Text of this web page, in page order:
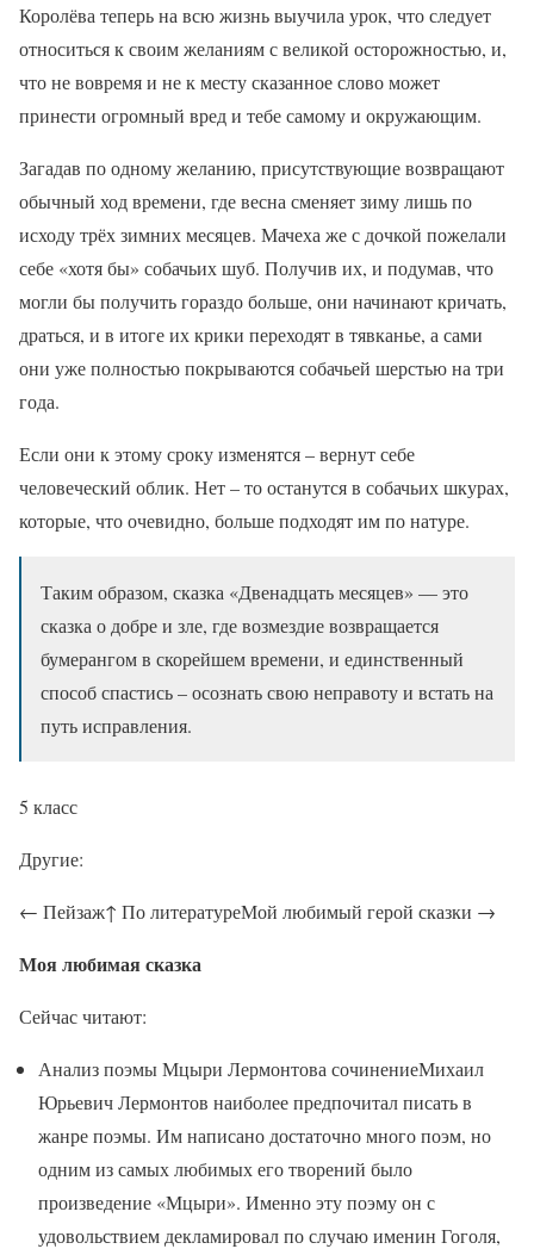
Королёва теперь на всю жизнь выучила урок, что следует
относиться к своим желаниям с великой осторожностью, и,
что не вовремя и не к месту сказанное слово может
принести огромный вред и тебе самому и окружающим.
Загадав по одному желанию, присутствующие возвращают
обычный ход времени, где весна сменяет зиму лишь по
исходу трёх зимних месяцев. Мачеха же с дочкой пожелали
себе «хотя бы» собачьих шуб. Получив их, и подумав, что
могли бы получить гораздо больше, они начинают кричать,
драться, и в итоге их крики переходят в тявканье, а сами
они уже полностью покрываются собачьей шерстью на три
года.
Если они к этому сроку изменятся – вернут себе
человеческий облик. Нет – то останутся в собачьих шкурах,
которые, что очевидно, больше подходят им по натуре.
Таким образом, сказка «Двенадцать месяцев» — это
сказка о добре и зле, где возмездие возвращается
бумерангом в скорейшем времени, и единственный
способ спастись – осознать свою неправоту и встать на
путь исправления.
5 класс
Другие:
← Пейзаж↑ По литературеМой любимый герой сказки →
Моя любимая сказка
Сейчас читают:
Анализ поэмы Мцыри Лермонтова сочинениеМихаил
Юрьевич Лермонтов наиболее предпочитал писать в
жанре поэмы. Им написано достаточно много поэм, но
одним из самых любимых его творений было
произведение «Мцыри». Именно эту поэму он с
удовольствием декламировал по случаю именин Гоголя,